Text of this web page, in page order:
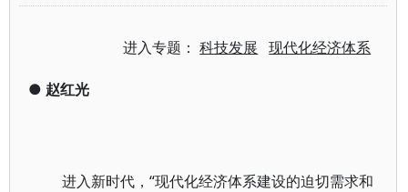
进入专题：科技发展 现代化经济体系
● 赵红光
进入新时代，“现代化经济体系建设的迫切需求和